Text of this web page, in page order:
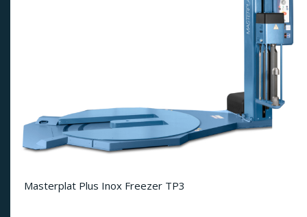
Masterplat Plus Inox Freezer TP3